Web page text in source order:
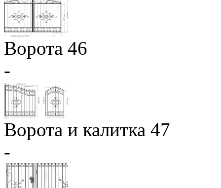
Ворота 46
-
Ворота и калитка 47
-